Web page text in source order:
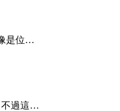
是位…
不過這…